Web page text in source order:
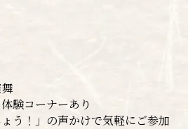
験コーナーあり
う！」の声かけで気軽にご参加